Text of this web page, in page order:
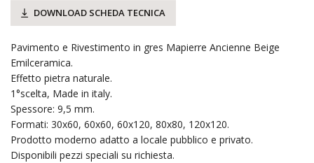
DOWNLOAD SCHEDA TECNICA
Pavimento e Rivestimento in gres Mapierre Ancienne Beige
Emilceramica.
Effetto pietra naturale.
1°scelta, Made in italy.
Spessore: 9,5 mm.
Formati: 30x60, 60x60, 60x120, 80x80, 120x120.
Prodotto moderno adatto a locale pubblico e privato.
Disponibili pezzi speciali su richiesta.